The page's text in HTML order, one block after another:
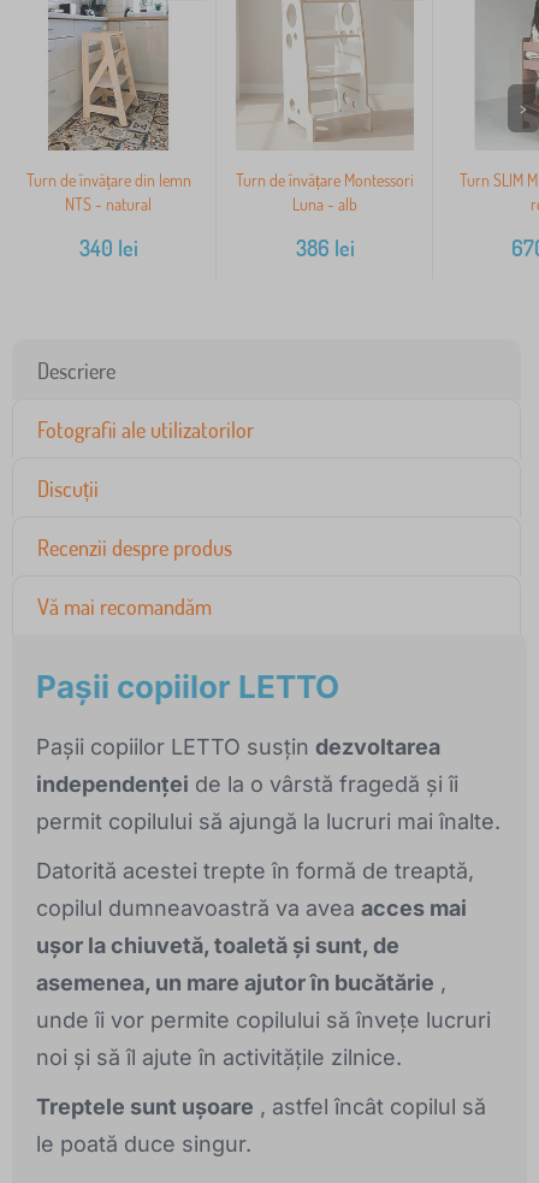
Turn de învățare din lemn
NTS - natural
340 lei
Turn de învățare Montessori
Luna - alb
386 lei
Turn SLIM
>
Descriere
Fotografii ale utilizatorilor
Discuții
Recenzii despre produs
Vă mai recomandăm
Pașii copiilor LETTO
Pașii copiilor LETTO susțin dezvoltarea
independenței de la o vârstă fragedă și îi
permit copilului să ajungă la lucruri mai înalte.
Datorită acestei trepte în formă de treaptă,
copilul dumneavoastră va avea acces mai
ușor la chiuvetă, toaletă și sunt, de
asemenea, un mare ajutor în bucătărie ,
unde îi vor permite copilului să învețe lucruri
noi și să îl ajute în activitățile zilnice.
Treptele sunt ușoare , astfel încât copilul să
le poată duce singur.